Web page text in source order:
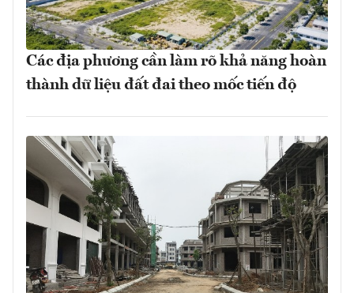
Các địa phương cần làm rõ khả năng hoàn
thành dữ liệu đất đai theo mốc tiến độ